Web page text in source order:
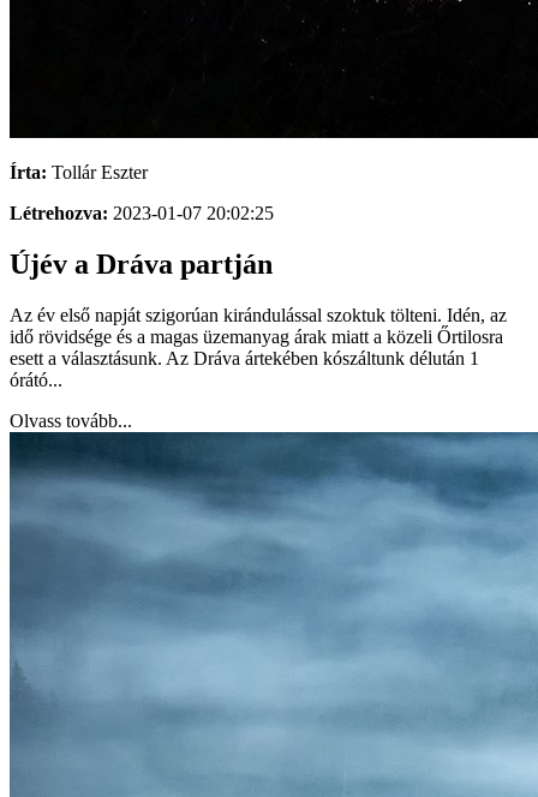
Írta: Tollár Eszter
Létrehozva: 2023-01-07 20:02:25
Újév a Dráva partján
Az év első napját szigorúan kirándulással szoktuk tölteni. Idén, az
idő rövidsége és a magas üzemanyag árak miatt a közeli Őrtilosra
esett a választásunk. Az Dráva ártekében kószáltunk délután 1
órátó...
Olvass tovább...